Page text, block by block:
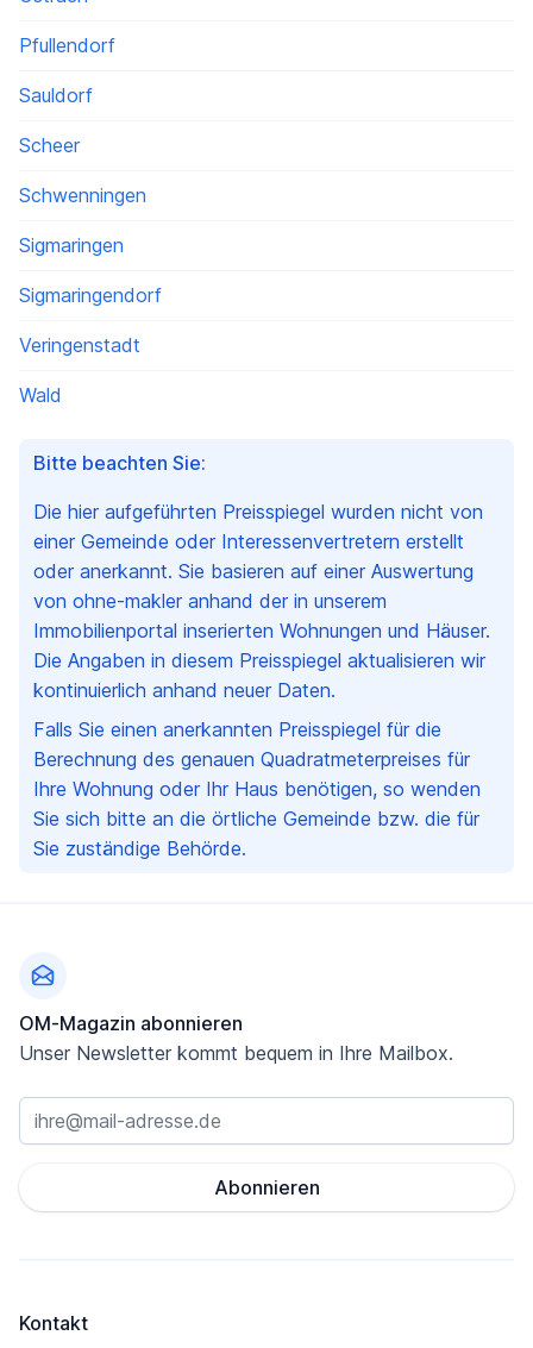
Bitte beachten Sie:
Die hier aufgeführten Preisspiegel wurden nicht von
einer Gemeinde oder Interessenvertretern erstellt
oder anerkannt. Sie basieren auf einer Auswertung
von ohne-makler anhand der in unserem
Immobilienportal inserierten Wohnungen und Häuser.
Die Angaben in diesem Preisspiegel aktualisieren wir
kontinuierlich anhand neuer Daten.
Falls Sie einen anerkannten Preisspiegel für die
Berechnung des genauen Quadratmeterpreises für
Ihre Wohnung oder Ihr Haus benötigen, so wenden
Sie sich bitte an die örtliche Gemeinde bzw. die für
Sie zuständige Behörde.
Pfullendorf
Sauldorf
Scheer
Schwenningen
Sigmaringen
Sigmaringendorf
Veringenstadt
Wald
OM-Magazin abonnieren
Unser Newsletter kommt bequem in Ihre Mailbox.
Abonnieren
Kontakt